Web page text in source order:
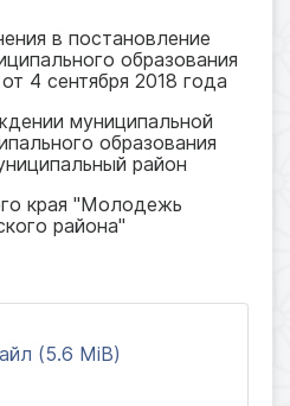
в постановление
образования
4 сентября 2018 года
муниципальной
образования
район
края "Молодежь
района"
(5.6 MiB)